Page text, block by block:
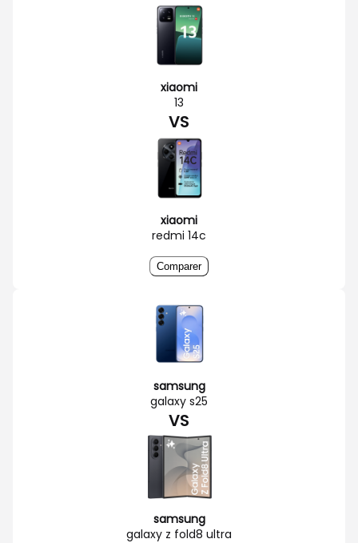
xiaomi
13
VS
xiaomi
redmi 14c
Comparer
samsung
galaxy s25
VS
samsung
galaxy z fold8 ultra